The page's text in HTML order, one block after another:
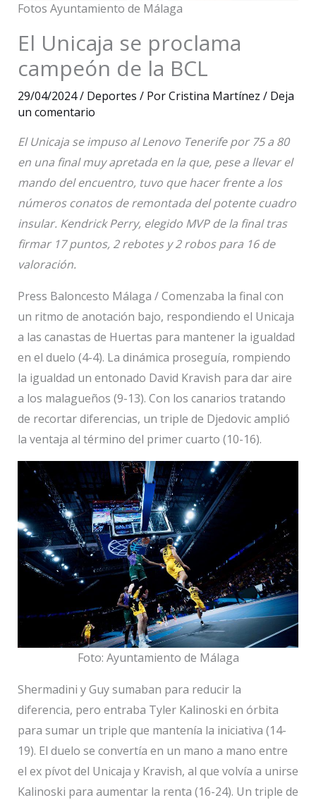
Fotos Ayuntamiento de Málaga
El Unicaja se proclama
campeón de la BCL
29/04/2024/ Deportes / PorCristina Martínez / Deja
un comentario
El Unicaja se impuso al Lenovo Tenerife por 75 a 80
en una final muy apretada en la que, pese a llevar el
mando del encuentro, tuvo que hacer frente a los
números conatos de remontada del potente cuadro
insular. Kendrick Perry, elegido MVP de la final tras
firmar 17 puntos, 2 rebotes y 2 robos para 16 de
valoración.
Press Baloncesto Málaga / Comenzaba la final con
un ritmo de anotación bajo, respondiendo el Unicaja
a las canastas de Huertas para mantener la igualdad
en el duelo (4-4). La dinámica proseguía, rompiendo
la igualdad un entonado David Kravish para dar aire
a los malagueños (9-13). Con los canarios tratando
de recortar diferencias, un triple de Djedovic amplió
la ventaja al término del primer cuarto (10-16).
Foto: Ayuntamiento de Málaga
Shermadini y Guy sumaban para reducir la
diferencia, pero entraba Tyler Kalinoski en órbita
para sumar un triple que mantenía la iniciativa (14-
19). El duelo se convertía en un mano a mano entre
el ex pívot del Unicaja y Kravish, al que volvía a unirse
Kalinoski para aumentar la renta (16-24). Un triple de